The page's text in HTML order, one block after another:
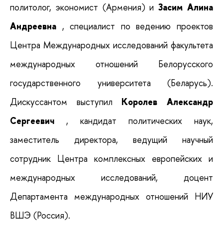
политолог, экономист (Армения) и Засим Алина
Андреевна , специалист по ведению проектов
Центра Международных исследований факультета
международных отношений Белорусского
государственного университета (Беларусь).
Дискуссантом выступил
Королев Александр
Сергеевич
, кандидат политических наук,
заместитель директора, ведущий научный
сотрудник Центра комплексных европейских и
международных исследований, доцент
Департамента международных отношений НИУ
ВШЭ (Россия).